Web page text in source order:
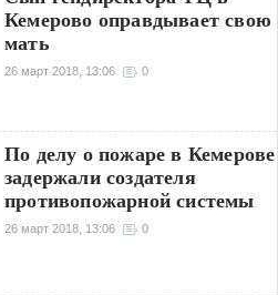
Кемерово оправдывает свою
мать
26 март 2018, 13:06 0
По делу о пожаре в Кемерове
задержали создателя
противопожарной системы
26 март 2018, 13:06 0